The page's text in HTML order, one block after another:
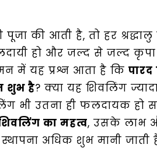
की आती है, तो हर श्रद्धालु
हो और जल्द से जल्द कृपा
में यह प्रश्न आता है कि
शुभ है? क्या यह शिवलिंग
भी उतना ही फलदायक हो
का महत्व, उसके लाभ
अधिक शुभ मानी जाती